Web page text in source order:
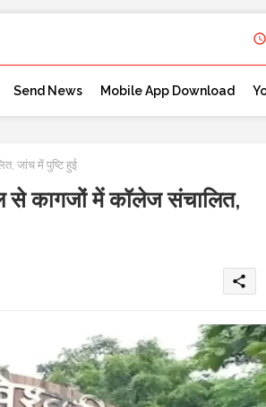
Send News Mobile App Download
जांच में पुष्टि हुई
से कागजों में कॉलेज संचालित,
share